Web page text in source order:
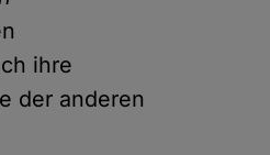
ihre
der anderen